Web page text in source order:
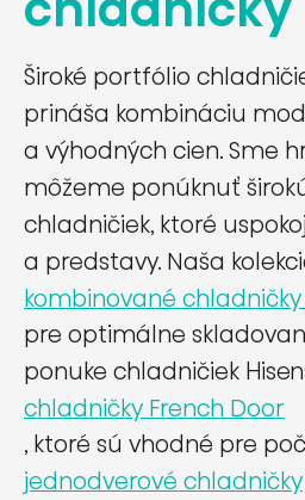
Široké portfólio
prináša kombináciu
a výhodných cien. Sme
môžeme ponúknuť
chladničiek, ktoré
a predstavy. Naša
kombinované
pre optimálne
ponuke chladničiek
chladničky French Door
, ktoré sú vhodné pre
jednodverové chladničky